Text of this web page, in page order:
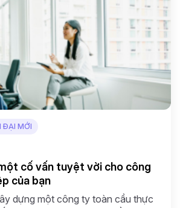
ĐẠI MỚI
cố vấn tuyệt vời cho công
của bạn
dựng một công ty toàn cầu thực